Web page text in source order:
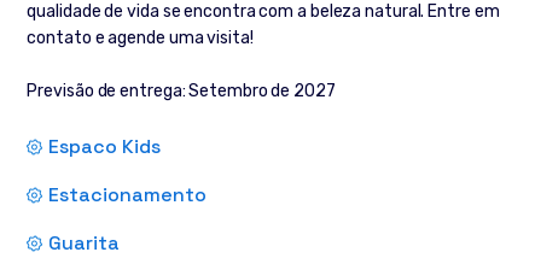
qualidade de vida se encontra com a beleza natural. Entre em
contato e agende uma visita!
Previsão de entrega: Setembro de 2027
Espaco Kids
Estacionamento
Guarita